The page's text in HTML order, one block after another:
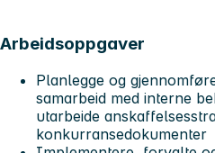
Arbeidsoppgaver
Planlegge og
samarbeid med interne
utarbeide
konkurransedokumenter